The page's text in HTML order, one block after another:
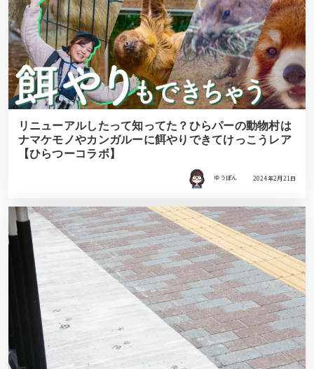
リニューアルしたって知ってた？ひらパーの動物村は
ナマケモノやカンガルーに餌やりできてけっこうレア
【ひらつーコラボ】
ゆうぽん 2024年2月21日